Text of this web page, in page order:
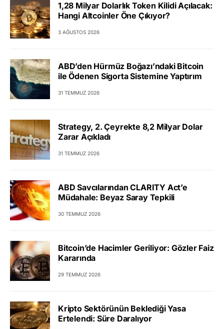
1,28 Milyar Dolarlık Token Kilidi Açılacak:
Hangi Altcoinler Öne Çıkıyor?
3 AĞUSTOS 2026
ABD’den Hürmüz Boğazı’ndaki Bitcoin
ile Ödenen Sigorta Sistemine Yaptırım
31 TEMMUZ 2026
Strategy, 2. Çeyrekte 8,2 Milyar Dolar
Zarar Açıkladı
31 TEMMUZ 2026
ABD Savcılarından CLARITY Act’e
Müdahale: Beyaz Saray Tepkili
30 TEMMUZ 2026
Bitcoin’de Hacimler Geriliyor: Gözler Faiz
Kararında
29 TEMMUZ 2026
Kripto Sektörünün Beklediği Yasa
Ertelendi: Süre Daralıyor